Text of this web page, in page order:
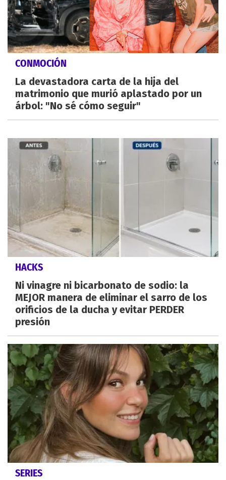
CONMOCIÓN
La devastadora carta de la hija del
matrimonio que murió aplastado por un
árbol: "No sé cómo seguir"
HACKS
Ni vinagre ni bicarbonato de sodio: la
MEJOR manera de eliminar el sarro de los
orificios de la ducha y evitar PERDER
presión
SERIES